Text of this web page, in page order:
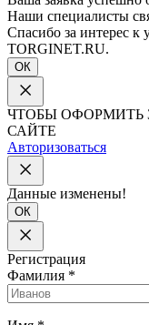
Наши специалисты
Спасибо за интерес к
TORGINET.RU.
ОК
ЧТОБЫ ОФОРМИТЬ
САЙТЕ
Авторизоваться
Данные изменены!
ОК
Регистрация
Фамилия *